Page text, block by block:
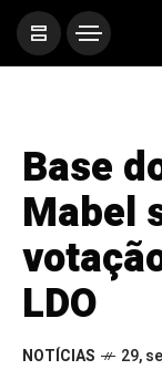
Base
Mabel
LDO
NOTÍCIAS 29,